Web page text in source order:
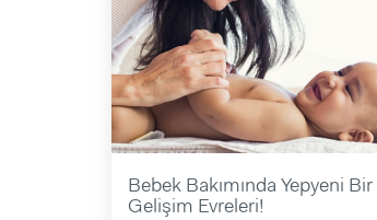
Bebek Bakımında Yepyeni
Gelişim Evreleri!